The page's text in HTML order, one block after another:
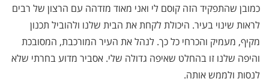
כמובן שהתפקיד הזה קוסם לי ואני מאוד מזדהה עם הרצון של רבים
לראות שינוי בעיר. היכולת לקחת את הבית שלנו ולהוביל תכנון
מקיף, מעמיק והכרחי כל כך. לנהל את העיר המורכבת, המסובכת
והיפה שלנו זו בהחלט שאיפה גדולה שלי. אסביר מדוע בחרתי שלא
לנסות ולממש אותה.